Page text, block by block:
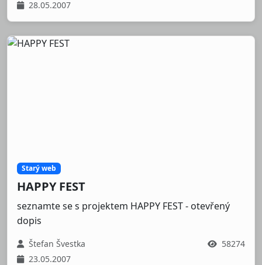
28.05.2007
Starý web
HAPPY FEST
seznamte se s projektem HAPPY FEST - otevřený
dopis
Štefan Švestka
58274
23.05.2007